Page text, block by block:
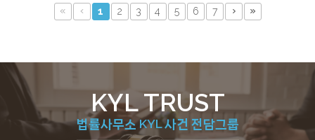
1 2 3 4 5 6 7
KYL TRUST
법률사무소 KYL 사건 전담그룹